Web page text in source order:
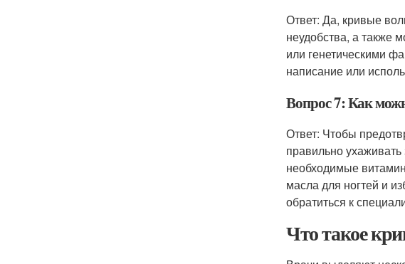
Ответ: Да, кривые
неудобства, а также
или генетическими
написание или
Вопрос 7: Как
Ответ: Чтобы
правильно
необходимые
масла для ногтей и
обратиться к
Что такое